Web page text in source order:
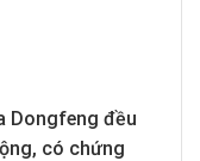
Dongfeng đều
có chứng